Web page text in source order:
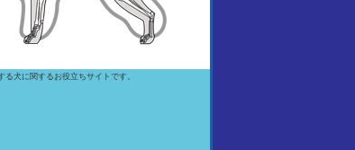
る犬に関するお役立ちサイトです。